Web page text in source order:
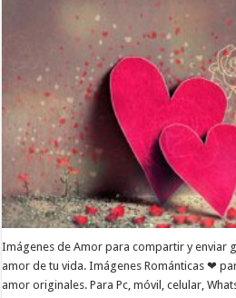
Imágenes de Amor para compartir y enviar
amor de tu vida. Imágenes Románticas ❤
amor originales. Para Pc, móvil, celular,